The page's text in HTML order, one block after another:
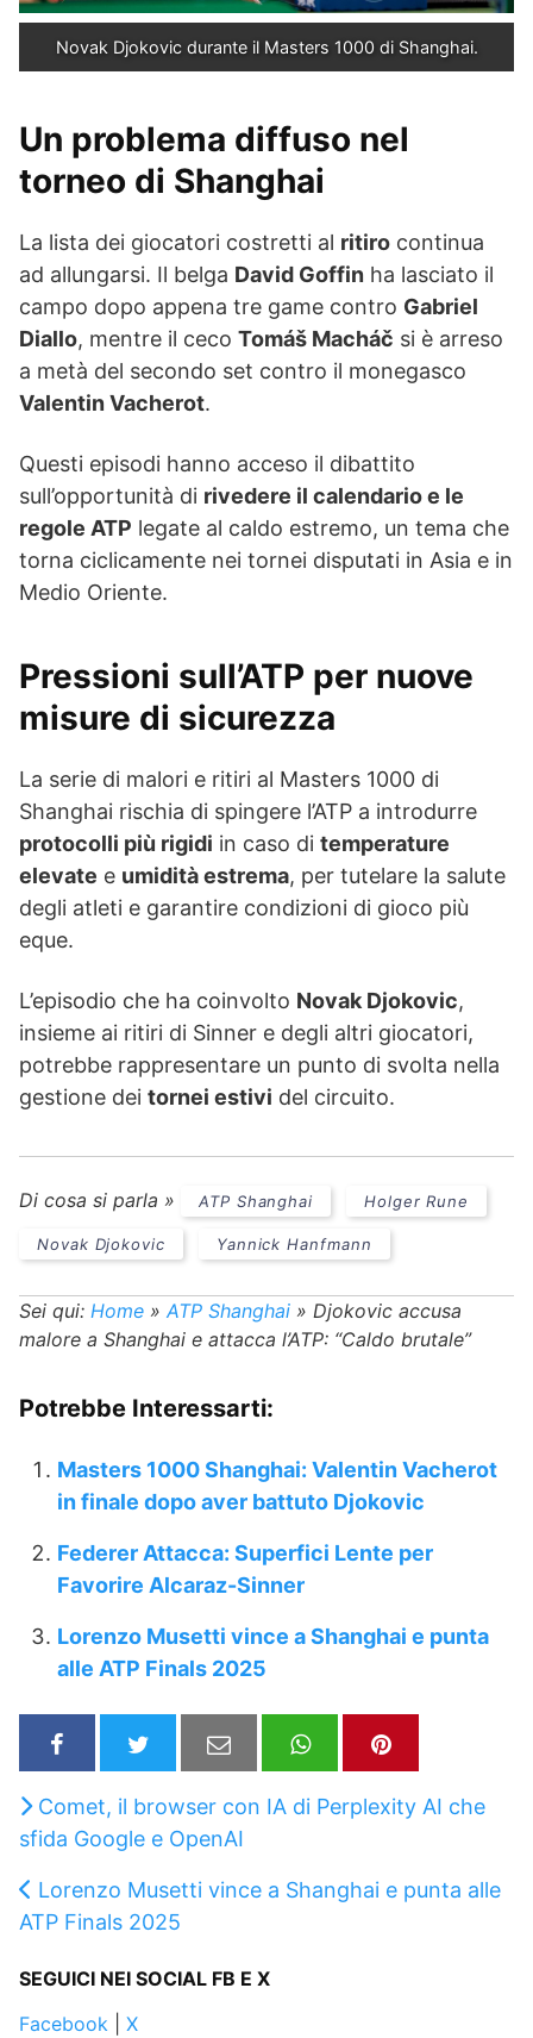
Novak Djokovic durante il Masters 1000 di Shanghai.
Un problema diffuso nel
torneo di Shanghai
La lista dei giocatori costretti al ritiro continua
ad allungarsi. Il belga David Goffin ha lasciato il
campo dopo appena tre game contro Gabriel
Diallo, mentre il ceco Tomáš Macháč si è arreso
a metà del secondo set contro il monegasco
Valentin Vacherot.
Questi episodi hanno acceso il dibattito
sull’opportunità di rivedere il calendario e le
regole ATP legate al caldo estremo, un tema che
torna ciclicamente nei tornei disputati in Asia e in
Medio Oriente.
Pressioni sull’ATP per nuove
misure di sicurezza
La serie di malori e ritiri al Masters 1000 di
Shanghai rischia di spingere l’ATP a introdurre
protocolli più rigidi in caso di temperature
elevate e umidità estrema, per tutelare la salute
degli atleti e garantire condizioni di gioco più
eque.
L’episodio che ha coinvolto Novak Djokovic,
insieme ai ritiri di Sinner e degli altri giocatori,
potrebbe rappresentare un punto di svolta nella
gestione dei tornei estivi del circuito.
Di cosa si parla » ATP Shanghai Holger Rune
Novak Djokovic Yannick Hanfmann
Sei qui: Home » ATP Shanghai » Djokovic accusa
malore a Shanghai e attacca l’ATP: “Caldo brutale”
Potrebbe Interessarti:
Masters 1000 Shanghai: Valentin Vacherot
in finale dopo aver battuto Djokovic
Federer Attacca: Superfici Lente per
Favorire Alcaraz-Sinner
Lorenzo Musetti vince a Shanghai e punta
alle ATP Finals 2025
Comet, il browser con IA di Perplexity AI che
sfida Google e OpenAI
Lorenzo Musetti vince a Shanghai e punta alle
ATP Finals 2025
SEGUICI NEI SOCIAL FB E X
Facebook
X